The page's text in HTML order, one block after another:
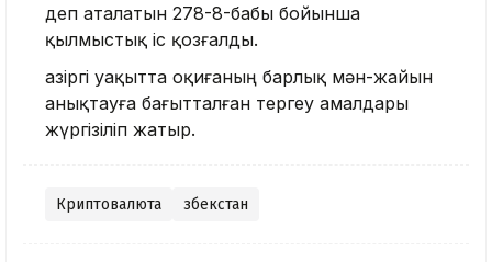
деп аталатын 278-8-бабы бойынша
қылмыстық іс қозғалды.
Қазіргі уақытта оқиғаның барлық мән-жайын
анықтауға бағытталған тергеу амалдары
жүргізіліп жатыр.
Криптовалюта Өзбекстан